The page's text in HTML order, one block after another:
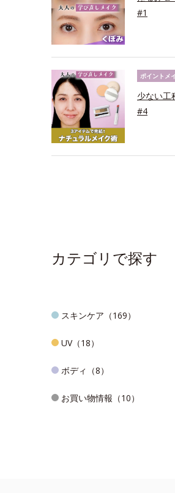
#1
ポイントメ
少ない工
#4
カテゴリで探す
スキンケア（169）
UV（18）
ボディ（8）
お買い物情報（10）